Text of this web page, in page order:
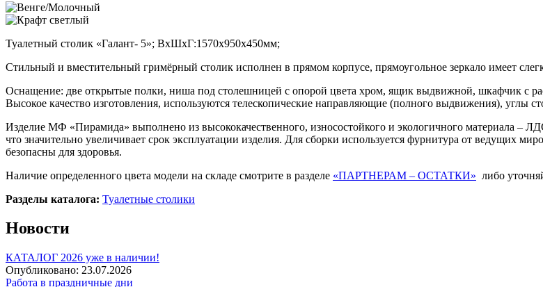
Туалетный столик «Галант- 5»; ВхШхГ:1570х950х450мм;
Стильный и вместительный гримёрный столик исполнен в прямом корпусе, прямоугольное зеркало имеет
Оснащение: две открытые полки, ниша под столешницей с опорой цвета хром, ящик выдвижной, шкафчик с
Высокое качество изготовления, используются телескопические направляющие (полного выдвижения), углы
Изделие МФ «Пирамида» выполнено из высококачественного, износостойкого и экологичного материала
что значительно увеличивает срок эксплуатации изделия. Для сборки используется фурнитура от ведущих
безопасны для здоровья.
Наличие определенного цвета модели на складе смотрите в разделе «ПАРТНЕРАМ – ОСТАТКИ» либо
Разделы каталога: Туалетные столики
Новости
КАТАЛОГ 2026 уже в наличии!
Опубликовано: 23.07.2026
Работа в праздничные дни